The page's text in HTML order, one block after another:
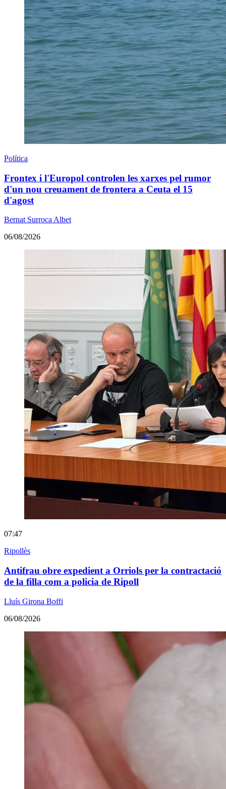
Política
Frontex i l'Europol controlen les xarxes pel rumor
d'un nou creuament de frontera a Ceuta el 15
d'agost
Bernat Surroca Albet
06/08/2026
07:47
Ripollès
Antifrau obre expedient a Orriols per la contractació
de la filla com a policia de Ripoll
Lluís Girona Boffi
06/08/2026